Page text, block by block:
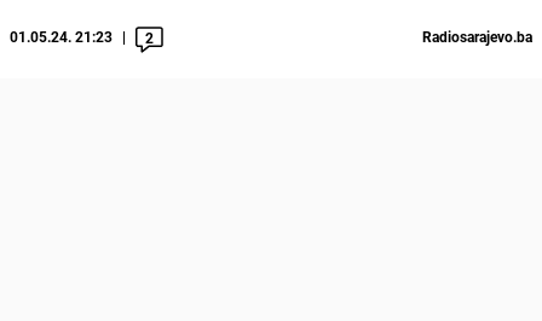
01.05.24. 21:23 2 Radiosarajevo.ba